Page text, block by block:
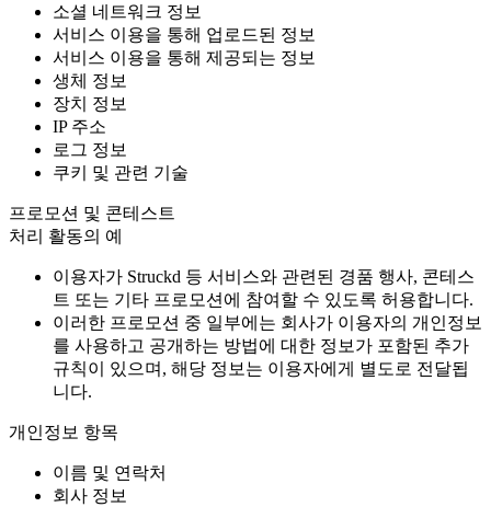
소셜 네트워크 정보
서비스 이용을 통해 업로드된 정보
서비스 이용을 통해 제공되는 정보
생체 정보
장치 정보
IP 주소
로그 정보
쿠키 및 관련 기술
프로모션 및 콘테스트
처리 활동의 예
이용자가 Struckd 등 서비스와 관련된 경품 행사, 콘테스
트 또는 기타 프로모션에 참여할 수 있도록 허용합니다.
이러한 프로모션 중 일부에는 회사가 이용자의 개인정보
를 사용하고 공개하는 방법에 대한 정보가 포함된 추가
규칙이 있으며, 해당 정보는 이용자에게 별도로 전달됩
니다.
개인정보 항목
이름 및 연락처
회사 정보